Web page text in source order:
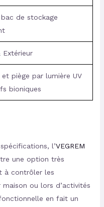
de stockage
Extérieur
piège par lumière UV
bioniques
l’VEGREM
une option très
à contrôler les
ou lors d’activités
en fait un